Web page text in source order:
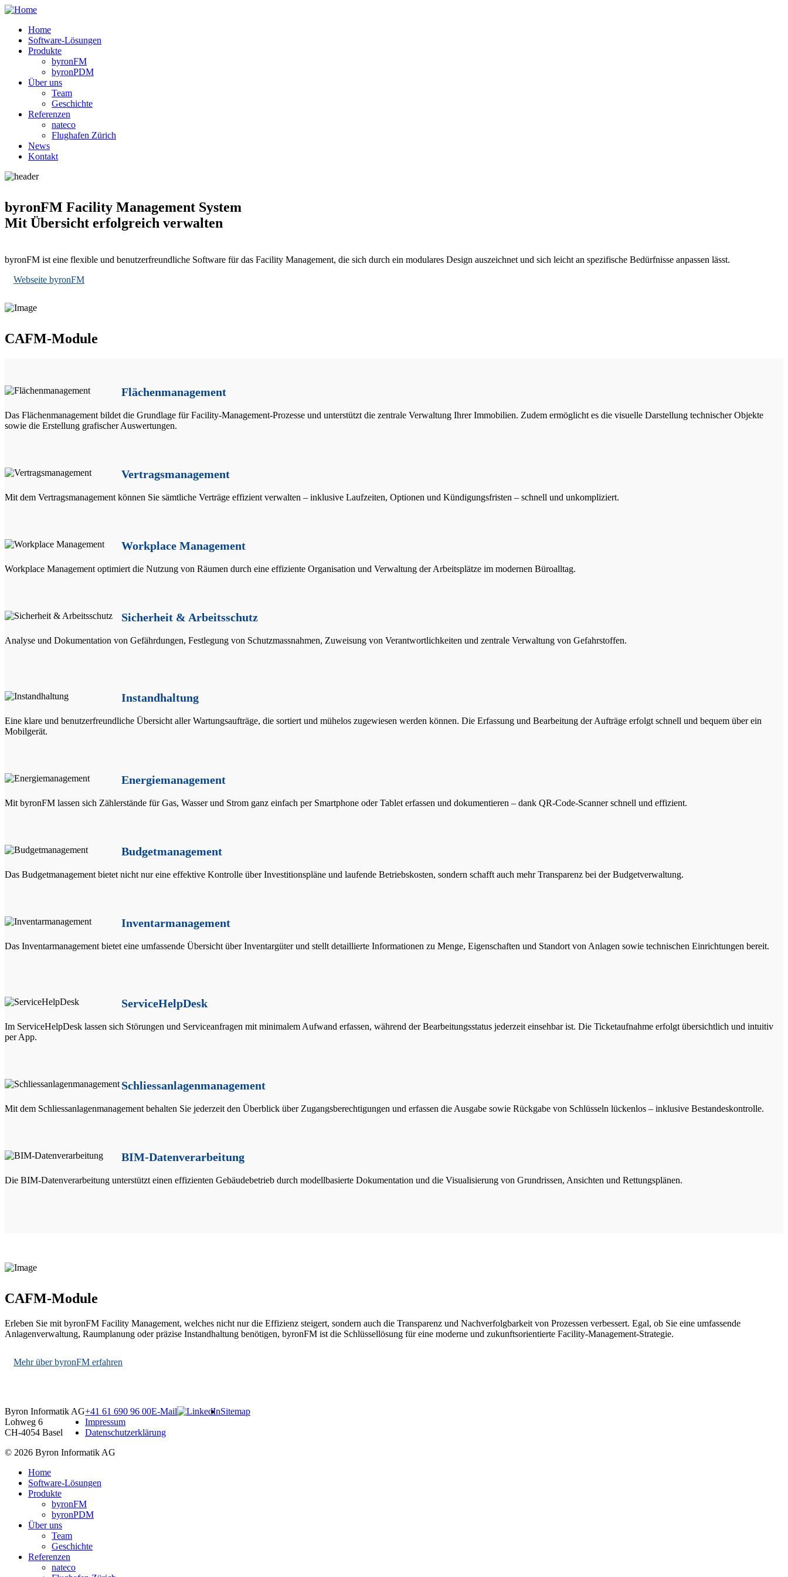
Home
Software-Lösungen
Produkte
byronFM
byronPDM
Über uns
Team
Geschichte
Referenzen
nateco
Flughafen Zürich
News
Kontakt
byronFM Facility Management System
Mit Übersicht ­erfolgreich verwalten
byronFM ist eine flexible und benutzerfreundliche Software für das Facility Management, die sich durch ein modulares Design auszeichnet und sich leicht an spezifische Bedürfnisse anpassen lässt.
Webseite byronFM
CAFM-Module
Flächenmanagement
Das Flächenmanagement bildet die Grundlage für Facility-Management-Prozesse und unterstützt die zentrale Verwaltung Ihrer Immobilien. Zudem ermöglicht es die visuelle Darstellung technischer Objekte
sowie die Erstellung grafischer Auswertungen.
Vertragsmanagement
Mit dem Vertragsmanagement können Sie sämtliche Verträge effizient verwalten – inklusive Laufzeiten, Optionen und Kündigungsfristen – schnell und unkompliziert.
Workplace Management
Workplace Management optimiert die Nutzung von Räumen durch eine effiziente Organisation und Verwaltung der Arbeitsplätze im modernen Büroalltag.
Sicherheit & Arbeitsschutz
Analyse und Dokumentation von Gefährdungen, Festlegung von Schutzmassnahmen, Zuweisung von Verantwortlichkeiten und zentrale Verwaltung von Gefahrstoffen.
Instandhaltung
Eine klare und benutzerfreundliche Übersicht aller Wartungsaufträge, die sortiert und mühelos zugewiesen werden können. Die Erfassung und Bearbeitung der Aufträge erfolgt schnell und bequem über ein
Mobilgerät.
Energiemanagement
Mit byronFM lassen sich Zählerstände für Gas, Wasser und Strom ganz einfach per Smartphone oder Tablet erfassen und dokumentieren – dank QR-Code-Scanner schnell und effizient.
Budgetmanagement
Das Budgetmanagement bietet nicht nur eine effektive Kontrolle über Investitionspläne und laufende Betriebskosten, sondern schafft auch mehr Transparenz bei der Budgetverwaltung.
Inventarmanagement
Das Inventarmanagement bietet eine umfassende Übersicht über Inventargüter und stellt detaillierte Informationen zu Menge, Eigenschaften und Standort von Anlagen sowie technischen Einrichtungen bereit.
ServiceHelpDesk
Im ServiceHelpDesk lassen sich Störungen und Serviceanfragen mit minimalem Aufwand erfassen, während der Bearbeitungsstatus jederzeit einsehbar ist. Die Ticketaufnahme erfolgt übersichtlich und intuitiv
per App.
Schliessanlagenmanagement
Mit dem Schliessanlagenmanagement behalten Sie jederzeit den Überblick über Zugangsberechtigungen und erfassen die Ausgabe sowie Rückgabe von Schlüsseln lückenlos – inklusive Bestandeskontrolle.
BIM-Datenverarbeitung
Die BIM-Datenverarbeitung unterstützt einen effizienten Gebäudebetrieb durch modellbasierte Dokumentation und die Visualisierung von Grundrissen, Ansichten und Rettungsplänen.
CAFM-Module
Erleben Sie mit byronFM Facility Management, welches nicht nur die Effizienz steigert, sondern auch die Transparenz und Nachverfolgbarkeit von Prozessen verbessert. Egal, ob Sie eine umfassende
Anlagenverwaltung, Raumplanung oder präzise Instandhaltung benötigen, byronFM ist die Schlüssellösung für eine moderne und zukunftsorientierte Facility-Management-Strategie.
Mehr über byronFM erfahren
Byron Informatik AG
Lohweg 6
CH-4054 Basel
+41 61 690 96 00E-Mail
Sitemap
Impressum
Datenschutzerklärung
© 2026 Byron Informatik AG
Home
Software-Lösungen
Produkte
byronFM
byronPDM
Über uns
Team
Geschichte
Referenzen
nateco